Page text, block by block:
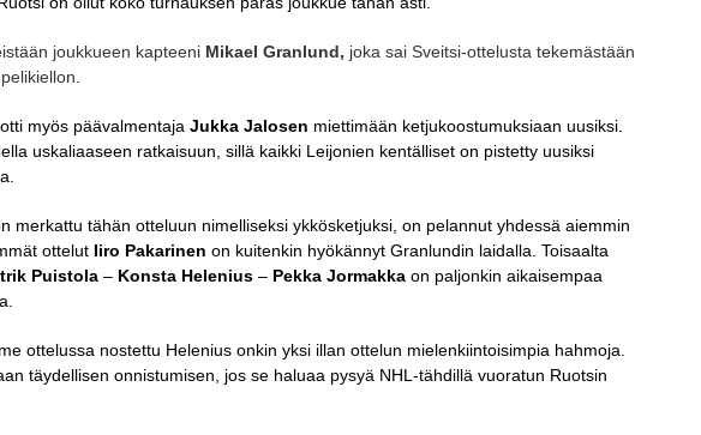
joukkueen kapteeni Mikael Granlund, joka sai Sveitsi-ottelusta tekemästään
myös päävalmentaja Jukka Jalosen miettimään ketjukoostumuksiaan uusiksi.
uskaliaaseen ratkaisuun, sillä kaikki Leijonien kentälliset on pistetty uusiksi
merkattu tähän otteluun nimelliseksi ykkösketjuksi, on pelannut yhdessä aiemmin
ottelut Iiro Pakarinen on kuitenkin hyökännyt Granlundin laidalla. Toisaalta
Puistola – Konsta Helenius – Pekka Jormakka on paljonkin aikaisempaa
ottelussa nostettu Helenius onkin yksi illan ottelun mielenkiintoisimpia hahmoja.
täydellisen onnistumisen, jos se haluaa pysyä NHL-tähdillä vuoratun Ruotsin